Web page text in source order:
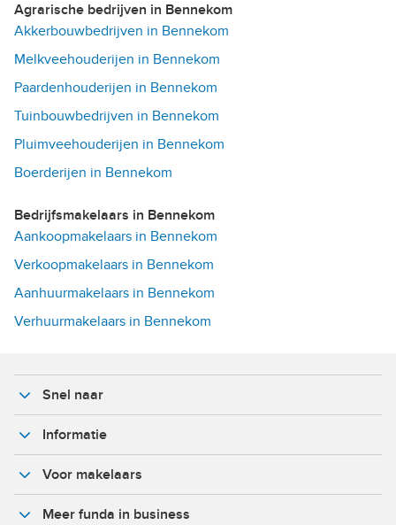
Agrarische bedrijven in Bennekom
Akkerbouwbedrijven in Bennekom
Melkveehouderijen in Bennekom
Paardenhouderijen in Bennekom
Tuinbouwbedrijven in Bennekom
Pluimveehouderijen in Bennekom
Boerderijen in Bennekom
Bedrijfsmakelaars in Bennekom
Aankoopmakelaars in Bennekom
Verkoopmakelaars in Bennekom
Aanhuurmakelaars in Bennekom
Verhuurmakelaars in Bennekom
Snel naar
Informatie
Voor makelaars
Meer funda in business